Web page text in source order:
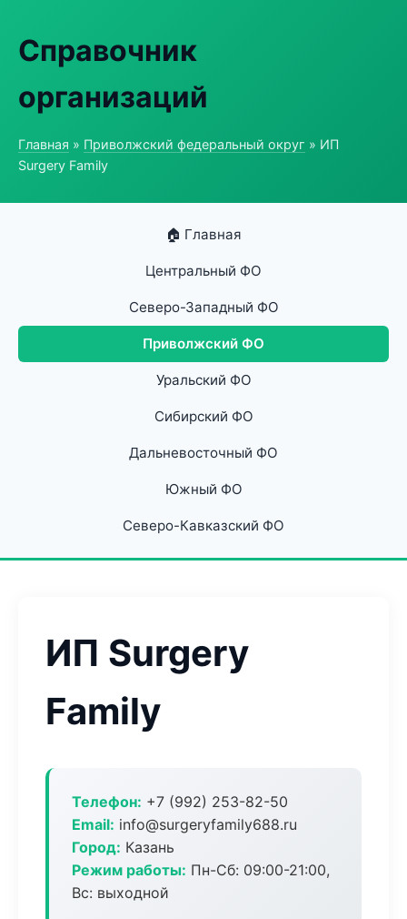
Справочник
организаций
Главная » Приволжский федеральный округ » ИП
Surgery Family
🏠 Главная
Центральный ФО
Северо-Западный ФО
Приволжский ФО
Уральский ФО
Сибирский ФО
Дальневосточный ФО
Южный ФО
Северо-Кавказский ФО
ИП Surgery
Family
Телефон: +7 (992) 253-82-50
Email: info@surgeryfamily688.ru
Город: Казань
Режим работы: Пн-Сб: 09:00-21:00,
Вс: выходной